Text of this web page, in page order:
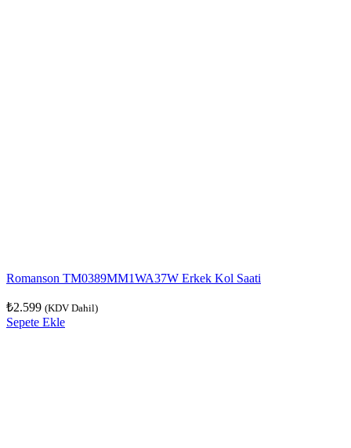
Romanson TM0389MM1WA37W Erkek Kol Saati
₺2.599 (KDV Dahil)
Sepete Ekle